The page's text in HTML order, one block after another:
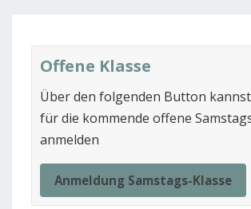
Offene Klasse
Über den folgenden Button
für die kommende offene
anmelden
Anmeldung Samstags-Klasse